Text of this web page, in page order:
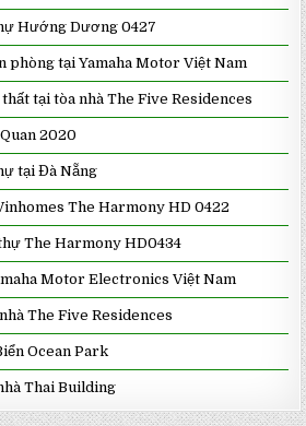
Hướng Dương 0427
phòng tại Yamaha Motor Việt Nam
tại tòa nhà The Five Residences
2020
tại Đà Nẵng
The Harmony HD 0422
The Harmony HD0434
Motor Electronics Việt Nam
The Five Residences
Ocean Park
Thai Building